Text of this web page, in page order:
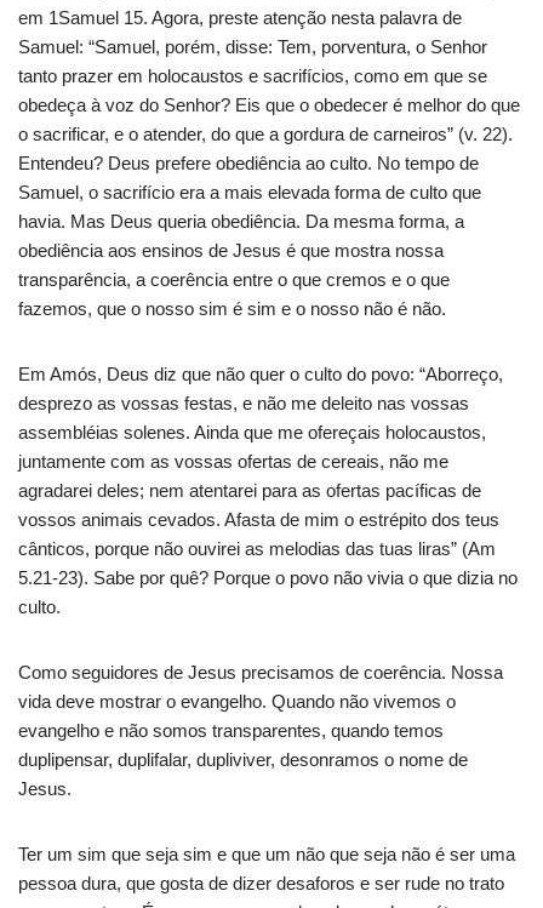
em 1Samuel 15. Agora, preste atenção nesta palavra de
Samuel: “Samuel, porém, disse: Tem, porventura, o Senhor
tanto prazer em holocaustos e sacrifícios, como em que se
obedeça à voz do Senhor? Eis que o obedecer é melhor do que
o sacrificar, e o atender, do que a gordura de carneiros” (v. 22).
Entendeu? Deus prefere obediência ao culto. No tempo de
Samuel, o sacrifício era a mais elevada forma de culto que
havia. Mas Deus queria obediência. Da mesma forma, a
obediência aos ensinos de Jesus é que mostra nossa
transparência, a coerência entre o que cremos e o que
fazemos, que o nosso sim é sim e o nosso não é não.
Em Amós, Deus diz que não quer o culto do povo: “Aborreço,
desprezo as vossas festas, e não me deleito nas vossas
assembléias solenes. Ainda que me ofereçais holocaustos,
juntamente com as vossas ofertas de cereais, não me
agradarei deles; nem atentarei para as ofertas pacíficas de
vossos animais cevados. Afasta de mim o estrépito dos teus
cânticos, porque não ouvirei as melodias das tuas liras” (Am
5.21-23). Sabe por quê? Porque o povo não vivia o que dizia no
culto.
Como seguidores de Jesus precisamos de coerência. Nossa
vida deve mostrar o evangelho. Quando não vivemos o
evangelho e não somos transparentes, quando temos
duplipensar, duplifalar, dupliviver, desonramos o nome de
Jesus.
Ter um sim que seja sim e que um não que seja não é ser uma
pessoa dura, que gosta de dizer desaforos e ser rude no trato